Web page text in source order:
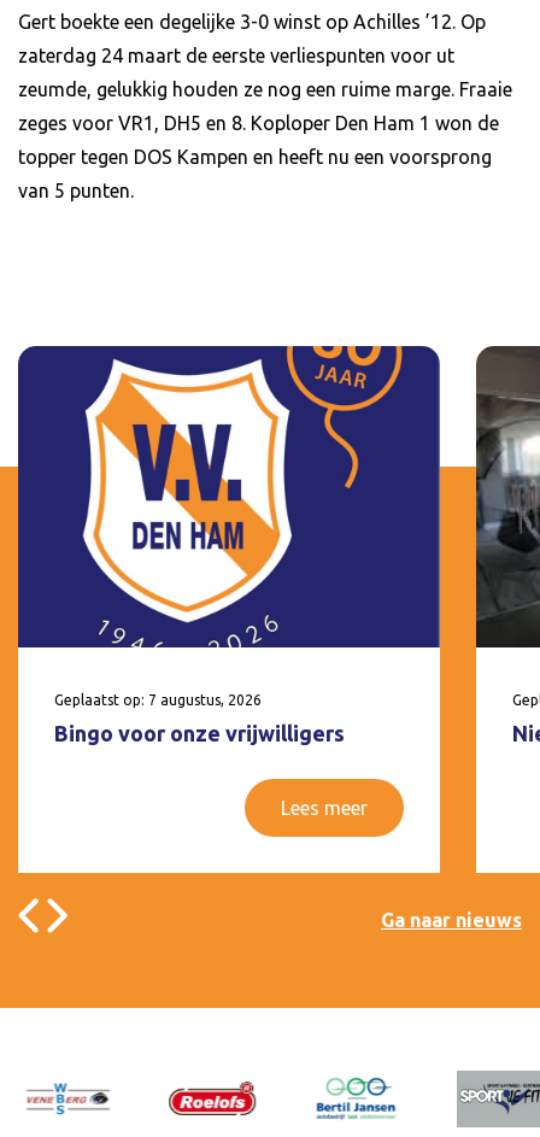
Gert boekte een degelijke 3-0 winst op Achilles ’12. Op
zaterdag 24 maart de eerste verliespunten voor ut
zeumde, gelukkig houden ze nog een ruime marge. Fraaie
zeges voor VR1, DH5 en 8. Koploper Den Ham 1 won de
topper tegen DOS Kampen en heeft nu een voorsprong
van 5 punten.
Geplaatst op: 7 augustus, 2026
Bingo voor onze vrijwilligers
Lees meer
Ga naar nieuws